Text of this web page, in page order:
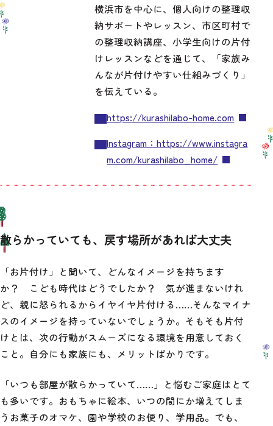
横浜市を中心に、個人向けの整理収
納サポートやレッスン、市区町村で
の整理収納講座、小学生向けの片付
けレッスンなどを通じて、「家族み
んなが片付けやすい仕組みづくり」
を伝えている。
https://kurashilabo-home.com
Instagram：https://www.instagra
m.com/kurashilabo_home/
散らかっていても、戻す場所があれば大丈夫
「お片付け」と聞いて、どんなイメージを持ちます
か？ こども時代はどうでしたか？ 気が進まないけれ
ど、親に怒られるからイヤイヤ片付ける……そんなマイナ
スのイメージを持っていないでしょうか。そもそも片付
けとは、次の行動がスムーズになる環境を用意しておく
こと。自分にも家族にも、メリットばかりです。
「いつも部屋が散らかっていて……」と悩むご家庭はとて
も多いです。おもちゃに絵本、いつの間にか増えてしま
うお菓子のオマケ、園や学校のお便り、学用品。でも、